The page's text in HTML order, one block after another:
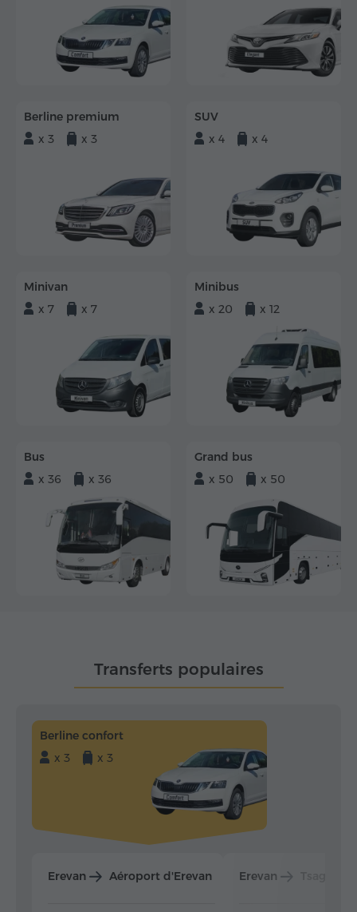
Berline premium
x 3
x 3
SUV
x 4
x 4
Minivan
x 7
x 7
Minibus
x 20
x 12
Bus
x 36
x 36
Grand bus
x 50
x 50
Transferts populaires
Berline confort
x 3
x 3
Erevan Aéroport d'Erevan Erevan